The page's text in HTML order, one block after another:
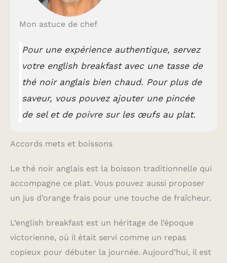
Mon astuce de chef
Pour une expérience authentique, servez
votre english breakfast avec une tasse de
thé noir anglais bien chaud. Pour plus de
saveur, vous pouvez ajouter une pincée
de sel et de poivre sur les œufs au plat.
Accords mets et boissons
Le thé noir anglais est la boisson traditionnelle qui
accompagne ce plat. Vous pouvez aussi proposer
un jus d’orange frais pour une touche de fraîcheur.
L’english breakfast est un héritage de l’époque
victorienne, où il était servi comme un repas
copieux pour débuter la journée. Aujourd’hui, il est